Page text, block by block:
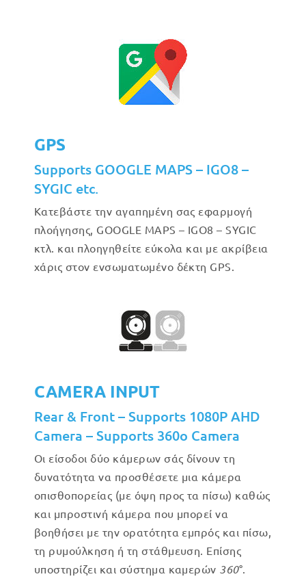
GPS
Supports GOOGLE MAPS – IGO8 –
SYGIC etc.
Κατεβάστε την αγαπημένη σας εφαρμογή
πλοήγησης, GOOGLE MAPS – IGO8 – SYGIC
κτλ. και πλοηγηθείτε εύκολα και με ακρίβεια
χάρις στον ενσωματωμένο δέκτη GPS.
CAMERA INPUT
Rear & Front – Supports 1080P AHD
Camera – Supports 360o Camera
Οι είσοδοι δύο κάμερων σάς δίνουν τη
δυνατότητα να προσθέσετε μια κάμερα
οπισθοπορείας (με όψη προς τα πίσω) καθώς
και μπροστινή κάμερα που μπορεί να
βοηθήσει με την ορατότητα εμπρός και πίσω,
τη ρυμούλκηση ή τη στάθμευση. Επίσης
υποστηρίζει και σύστημα καμερών 360°.